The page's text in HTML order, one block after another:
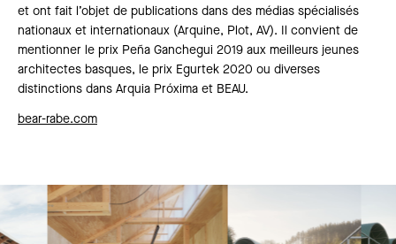
et ont fait l’objet de publications dans des médias spécialisés
nationaux et internationaux (Arquine, Plot, AV). Il convient de
mentionner le prix Peña Ganchegui 2019 aux meilleurs jeunes
architectes basques, le prix Egurtek 2020 ou diverses
distinctions dans Arquia Próxima et BEAU.
bear-rabe.com